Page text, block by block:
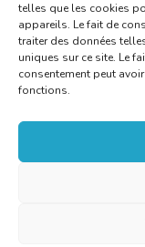
telles que les cookies
appareils. Le fait de
traiter des données
uniques sur ce site. Le
consentement peut
fonctions.